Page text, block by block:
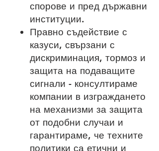
спорове и пред държавни
институции.
Правно съдействие с
казуси, свързани с
дискриминация, тормоз и
защита на подаващите
сигнали - консултираме
компании в изграждането
на механизми за защита
от подобни случаи и
гарантираме, че техните
политики са етични и